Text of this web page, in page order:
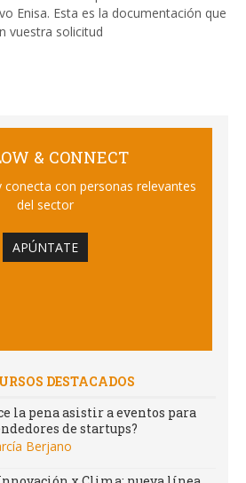
Enisa. Esta es la documentación que
vuestra solicitud
& CONNECT
conecta con personas relevantes
del sector
APÚNTATE
DESTACADOS
la pena asistir a eventos para
de startups?
Berjano